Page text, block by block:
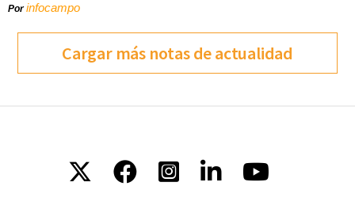
Porinfocampo
Cargar más notas de actualidad